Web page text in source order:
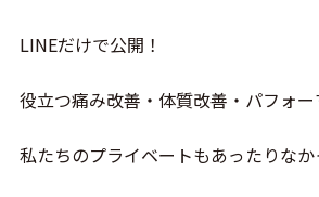
LINEだけで公開！
役立つ痛み改善・体質改善・パフォ
私たちのプライベートもあったりな